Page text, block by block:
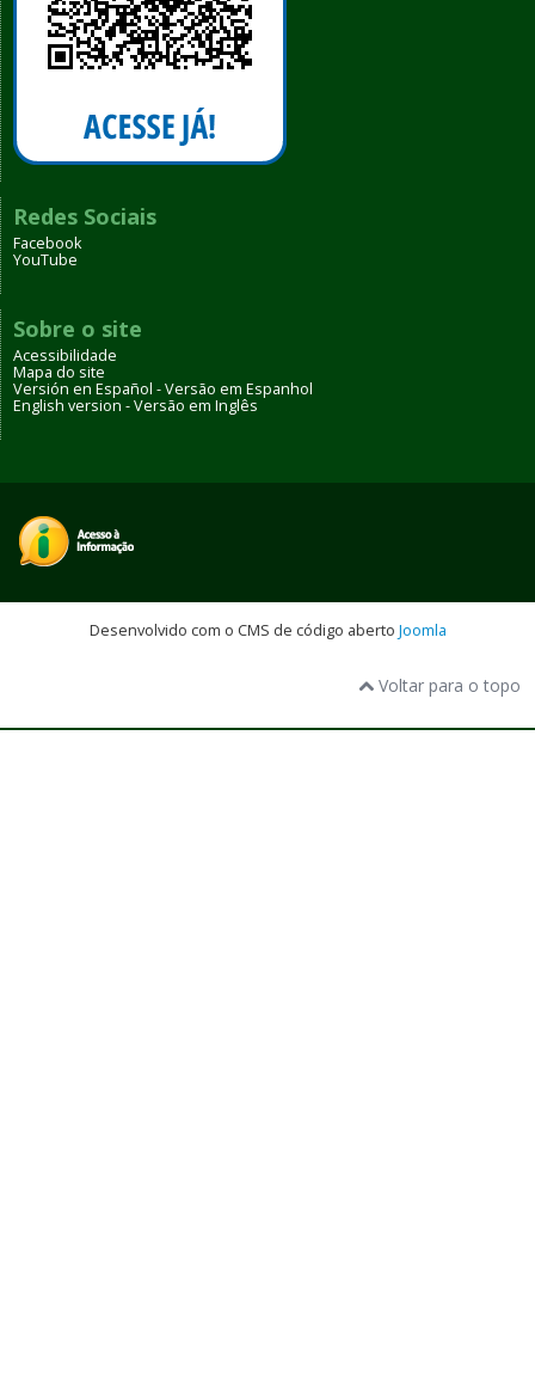
Redes Sociais
Facebook
YouTube
Sobre o site
Acessibilidade
Mapa do site
Versión en Español - Versão em Espanhol
English version - Versão em Inglês
Desenvolvido com o CMS de código aberto Joomla
Voltar para o topo